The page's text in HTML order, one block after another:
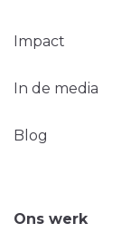
Impact
In de media
Blog
Ons werk